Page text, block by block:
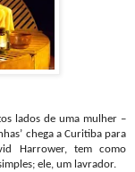
lados de uma mulher –
chega a Curitiba para
Harrower, tem como
ele, um lavrador.